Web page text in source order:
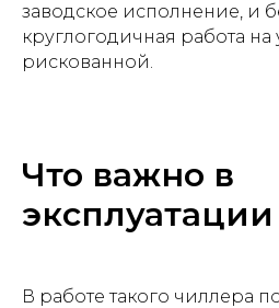
заводское исполнение, и
круглогодичная работа на
рискованной.
Что важно в
эксплуатации
В работе такого чиллера